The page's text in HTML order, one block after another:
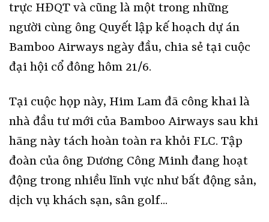
trực HĐQT và cũng là một trong những
người cùng ông Quyết lập kế hoạch dự án
Bamboo Airways ngày đầu, chia sẻ tại cuộc
đại hội cổ đông hôm 21/6.
Tại cuộc họp này, Him Lam đã công khai là
nhà đầu tư mới của Bamboo Airways sau khi
hãng này tách hoàn toàn ra khỏi FLC. Tập
đoàn của ông Dương Công Minh đang hoạt
động trong nhiều lĩnh vực như bất động sản,
dịch vụ khách sạn, sân golf...